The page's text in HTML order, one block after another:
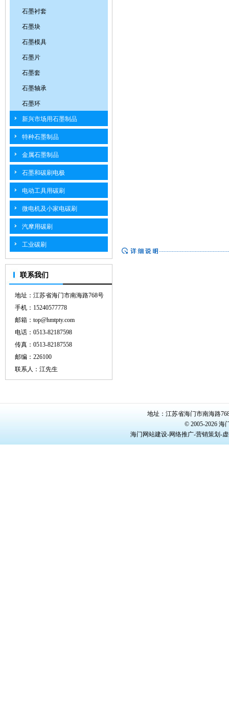
石墨衬套
石墨块
石墨模具
石墨片
石墨套
石墨轴承
石墨环
新兴市场用石墨制品
特种石墨制品
金属石墨制品
石墨和碳刷电极
电动工具用碳刷
微电机及小家电碳刷
汽摩用碳刷
工业碳刷
联系我们
地址：江苏省海门市南海路768号
手机：15240577778
邮箱：top@hmtpty.com
电话：0513-82187598
传真：0513-82187558
邮编：226100
联系人：江先生
地址：江苏省海门市南海路
© 2005-2026
海门网站建设-网络推广-营销策划-